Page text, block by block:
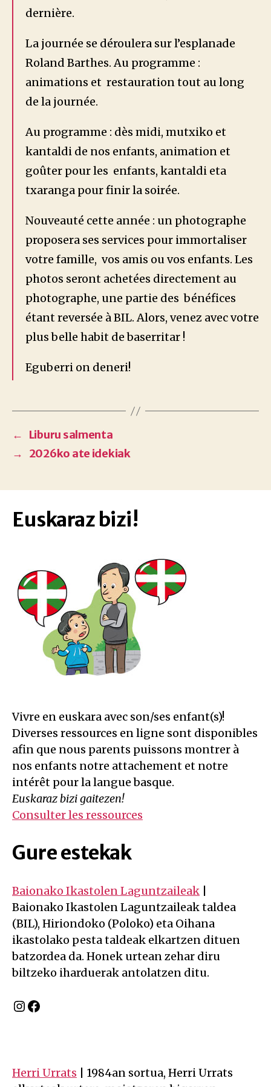
dernière.
La journée se déroulera sur l’esplanade
Roland Barthes. Au programme :
animations et restauration tout au long
de la journée.
Au programme : dès midi, mutxiko et
kantaldi de nos enfants, animation et
goûter pour les enfants, kantaldi eta
txaranga pour finir la soirée.
Nouveauté cette année : un photographe
proposera ses services pour immortaliser
votre famille, vos amis ou vos enfants. Les
photos seront achetées directement au
photographe, une partie des bénéfices
étant reversée à BIL. Alors, venez avec votre
plus belle habit de baserritar !
Eguberri on deneri!
←
Liburu salmenta
→
2026ko ate idekiak
Euskaraz bizi!
Vivre en euskara avec son/ses enfant(s)!
Diverses ressources en ligne sont disponibles
afin que nous parents puissons montrer à
nos enfants notre attachement et notre
intérêt pour la langue basque.
Euskaraz bizi gaitezen!
Consulter les ressources
Gure estekak
Baionako Ikastolen Laguntzaileak
Baionako Ikastolen Laguntzaileak taldea
(BIL), Hiriondoko (Poloko) eta Oihana
ikastolako pesta taldeak elkartzen dituen
batzordea da. Honek urtean zehar diru
biltzeko iharduerak antolatzen ditu.
Instagram
Facebook
Herri Urrats | 1984an sortua, Herri Urrats